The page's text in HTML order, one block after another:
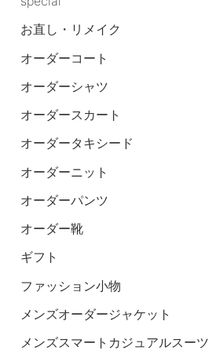
お直し・リメイク
オーダーコート
オーダーシャツ
オーダースカート
オーダータキシード
オーダーニット
オーダーパンツ
オーダー靴
ギフト
ファッション小物
メンズオーダージャケット
メンズスマートカジュアルスーツ